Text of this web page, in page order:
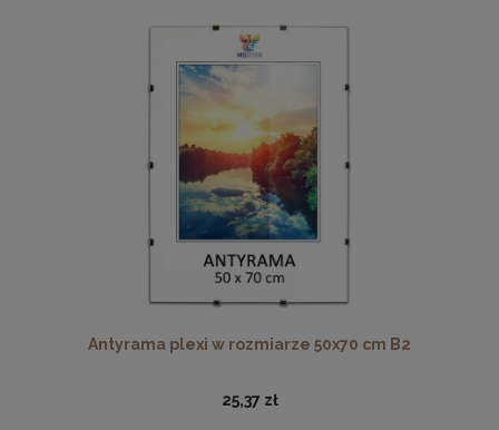
Twarda podkładka korkowa z nadrukiem w rozmiarze
15,99 zł
23,98 zł
Cena regularna:
Najniższa cena:
DO KOSZYKA
Antyrama plexi w rozmiarze 50x70 cm B2
25,37 zł